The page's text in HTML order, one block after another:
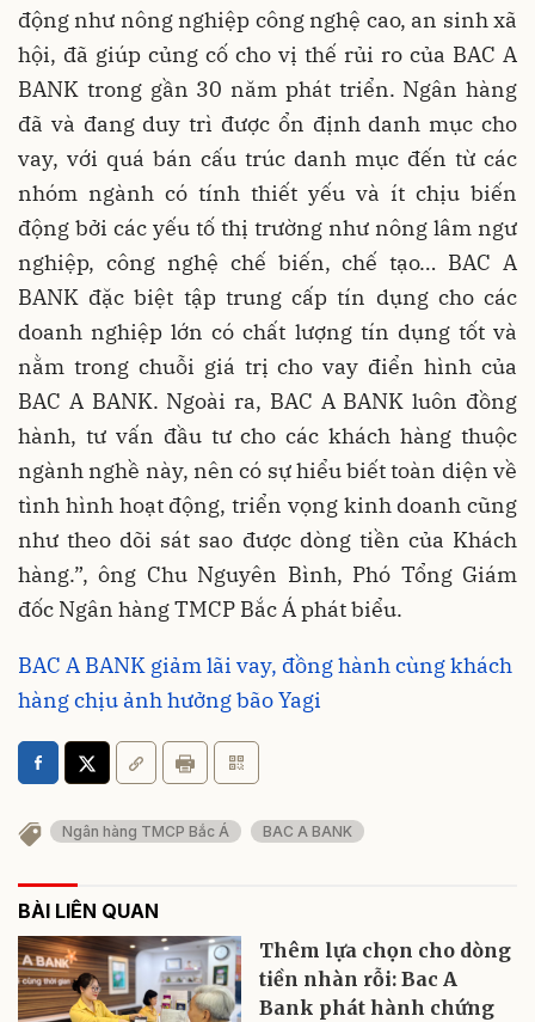
động như nông nghiệp công nghệ cao, an sinh xã
hội, đã giúp củng cố cho vị thế rủi ro của BAC A
BANK trong gần 30 năm phát triển. Ngân hàng
đã và đang duy trì được ổn định danh mục cho
vay, với quá bán cấu trúc danh mục đến từ các
nhóm ngành có tính thiết yếu và ít chịu biến
động bởi các yếu tố thị trường như nông lâm ngư
nghiệp, công nghệ chế biến, chế tạo… BAC A
BANK đặc biệt tập trung cấp tín dụng cho các
doanh nghiệp lớn có chất lượng tín dụng tốt và
nằm trong chuỗi giá trị cho vay điển hình của
BAC A BANK. Ngoài ra, BAC A BANK luôn đồng
hành, tư vấn đầu tư cho các khách hàng thuộc
ngành nghề này, nên có sự hiểu biết toàn diện về
tình hình hoạt động, triển vọng kinh doanh cũng
như theo dõi sát sao được dòng tiền của Khách
hàng.”, ông Chu Nguyên Bình, Phó Tổng Giám
đốc Ngân hàng TMCP Bắc Á phát biểu.
BAC A BANK giảm lãi vay, đồng hành cùng khách
hàng chịu ảnh hưởng bão Yagi
Ngân hàng TMCP Bắc Á BAC A BANK
BÀI LIÊN QUAN
Thêm lựa chọn cho dòng
tiền nhàn rỗi: Bac A
Bank phát hành chứng